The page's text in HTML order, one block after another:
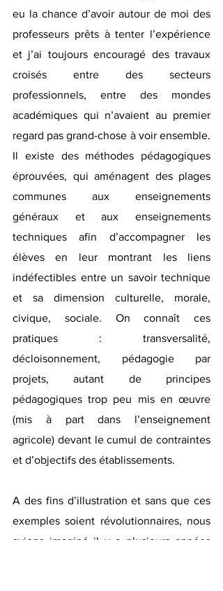
eu la chance d’avoir autour de moi des
professeurs prêts à tenter l’expérience
et j’ai toujours encouragé des travaux
croisés entre des secteurs
professionnels, entre des mondes
académiques qui n’avaient au premier
regard pas grand-chose à voir ensemble.
Il existe des méthodes pédagogiques
éprouvées, qui aménagent des plages
communes aux enseignements
généraux et aux enseignements
techniques afin d’accompagner les
élèves en leur montrant les liens
indéfectibles entre un savoir technique
et sa dimension culturelle, morale,
civique, sociale. On connaît ces
pratiques : transversalité,
décloisonnement, pédagogie par
projets, autant de principes
pédagogiques trop peu mis en œuvre
(mis à part dans l’enseignement
agricole) devant le cumul de contraintes
et d’objectifs des établissements.
A des fins d’illustration et sans que ces
exemples soient révolutionnaires, nous
avions imaginé il y a plusieurs années